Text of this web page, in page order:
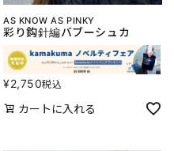
AS KNOW AS PINKY
彩り鈎針編バブーシュカ
¥2,750税込
カートに入れる